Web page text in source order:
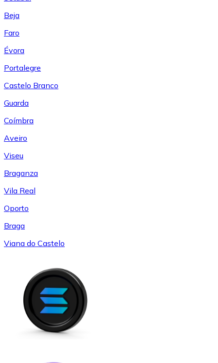
Beja
Faro
Évora
Portalegre
Castelo Branco
Guarda
Coímbra
Aveiro
Viseu
Braganza
Vila Real
Oporto
Braga
Viana do Castelo